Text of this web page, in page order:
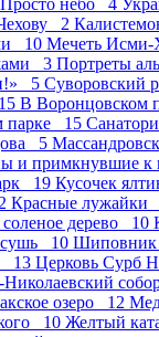
2
10 Мечеть
3 Портреты
5 Суворовский
В Воронцовском
парке 15
5
и примкнувшие
19 Кусочек
Красные лужайки
дерево 10
сушь 10 Шиповник
13 Церковь Сурб
Николаевский
озеро 12
10 Желтый